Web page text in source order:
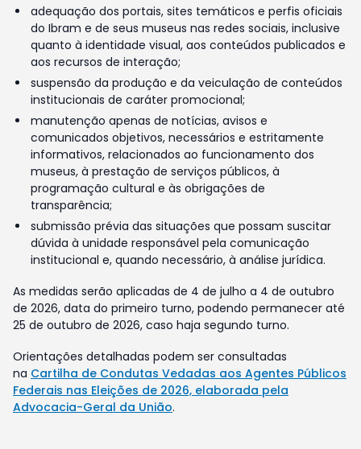
adequação dos portais, sites temáticos e perfis oficiais
do Ibram e de seus museus nas redes sociais, inclusive
quanto à identidade visual, aos conteúdos publicados e
aos recursos de interação;
suspensão da produção e da veiculação de conteúdos
institucionais de caráter promocional;
manutenção apenas de notícias, avisos e
comunicados objetivos, necessários e estritamente
informativos, relacionados ao funcionamento dos
museus, à prestação de serviços públicos, à
programação cultural e às obrigações de
transparência;
submissão prévia das situações que possam suscitar
dúvida à unidade responsável pela comunicação
institucional e, quando necessário, à análise jurídica.
As medidas serão aplicadas de 4 de julho a 4 de outubro
de 2026, data do primeiro turno, podendo permanecer até
25 de outubro de 2026, caso haja segundo turno.
Orientações detalhadas podem ser consultadas
na Cartilha de Condutas Vedadas aos Agentes Públicos
Federais nas Eleições de 2026, elaborada pela
Advocacia-Geral da União.